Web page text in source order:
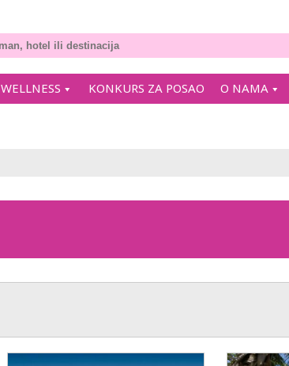
WELLNESS KONKURS ZA POSAO O NAMA